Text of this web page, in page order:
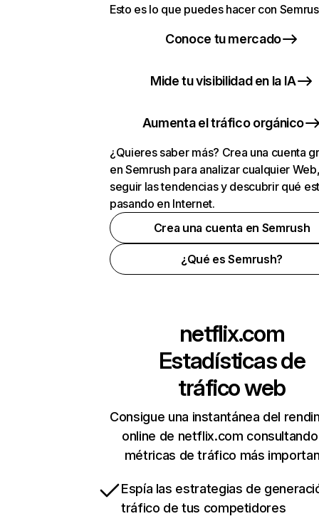
Esto es lo que puedes hacer con
Conoce tu mercado
Mide tu visibilidad en la IA
Aumenta el tráfico orgánico
¿Quieres saber más? Crea una cuenta
en Semrush para analizar cualquier
seguir las tendencias y descubrir qué
pasando en Internet.
Crea una cuenta en Semrush
¿Qué es Semrush?
netflix.com
Estadísticas de
tráfico web
Consigue una instantánea del
online de netflix.com
métricas de tráfico más
Espía las estrategias de
tráfico de tus competidores